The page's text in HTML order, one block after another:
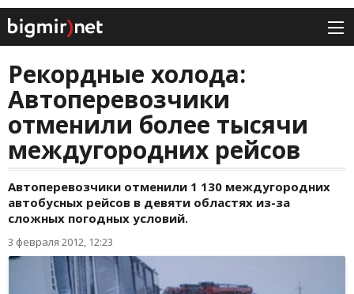
Рекордные холода:
Автоперевозчики
отменили более тысячи
междугородних рейсов
Автоперевозчики отменили 1 130 междугородних
автобусных рейсов в девяти областях из-за
сложных погодных условий.
3 февраля 2012, 12:23